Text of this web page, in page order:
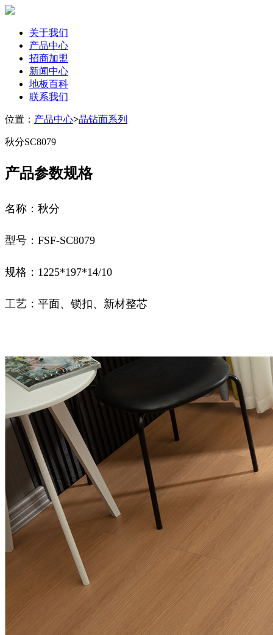
关于我们
产品中心
招商加盟
新闻中心
地板百科
联系我们
位置： 产品中心>晶钻面系列
秋分SC8079
产品参数规格
名称：秋分
型号： FSF-SC8079
规格： 1225*197*14/10
工艺：平面、锁扣、新材整芯